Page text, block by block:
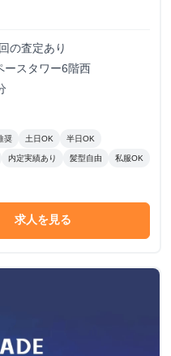
の査定あり
ースタワー6階西
奨 土日OK 半日OK
内定実績あり 髪型自由 私服OK
求人を見る